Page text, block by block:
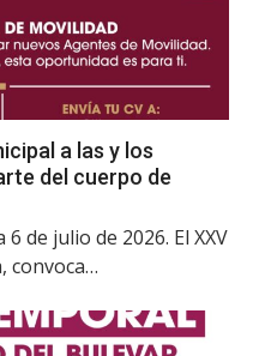
a las y los
del cuerpo de
de julio de 2026. El XXV
convoca…